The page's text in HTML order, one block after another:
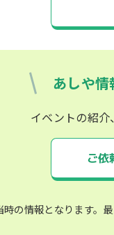
あしや
イベントの紹
ご依
の情報となります。